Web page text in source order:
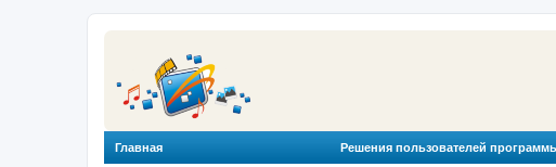
Главная Решения пользователей